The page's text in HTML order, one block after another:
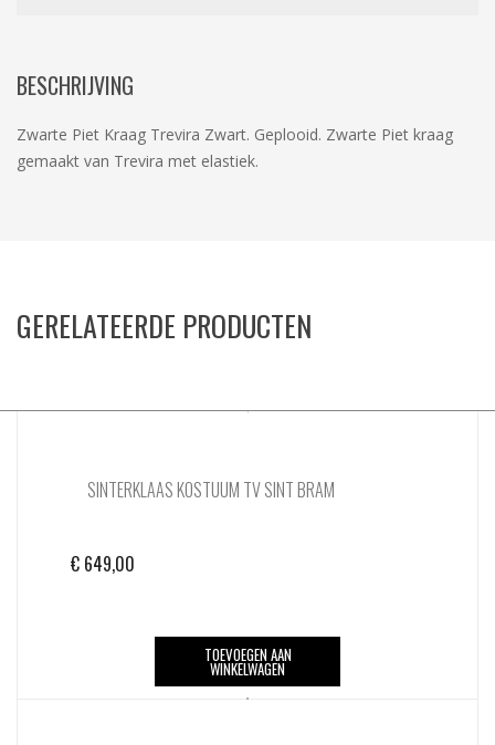
BESCHRIJVING
Zwarte Piet Kraag Trevira Zwart. Geplooid. Zwarte Piet kraag
gemaakt van Trevira met elastiek.
GERELATEERDE PRODUCTEN
SINTERKLAAS KOSTUUM TV SINT BRAM
€ 649,00
TOEVOEGEN AAN
WINKELWAGEN